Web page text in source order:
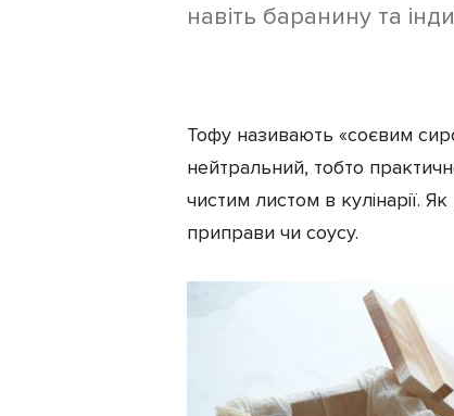
навіть баранину та
Тофу називають «соєвим
нейтральний, тобто
чистим листом в кулінарії.
приправи чи соусу.